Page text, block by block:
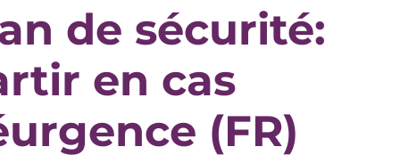
de sécurité:
en cas
(FR)